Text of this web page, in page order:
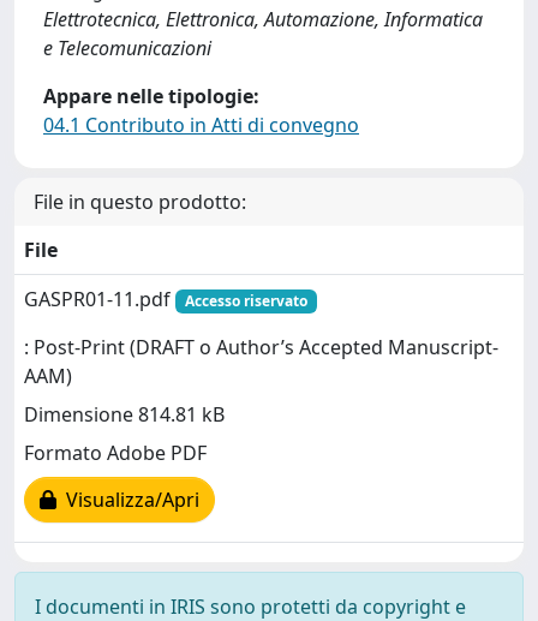
Elettrotecnica, Elettronica, Automazione, Informatica
e Telecomunicazioni
Appare nelle tipologie:
04.1 Contributo in Atti di convegno
File in questo prodotto:
File
GASPR01-11.pdf
Accesso riservato
: Post-Print (DRAFT o Author’s Accepted Manuscript-
AAM)
Dimensione 814.81 kB
Formato Adobe PDF
Visualizza/Apri
I documenti in IRIS sono protetti da copyright e